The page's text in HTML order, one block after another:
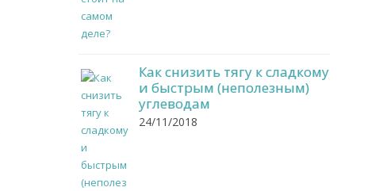
Как снизить тягу к сладкому
и быстрым (неполезным)
углеводам
24/11/2018